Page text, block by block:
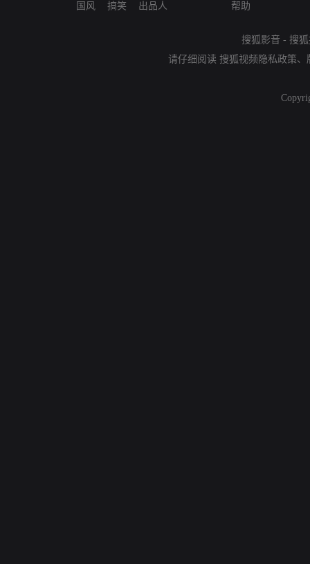
国风
搞笑
出品人
帮助
搜狐影音 - 搜
请仔细阅读 搜狐视频隐私政策、